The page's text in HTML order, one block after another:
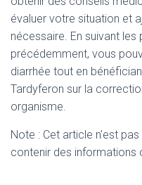
évaluer votre situation et
nécessaire. En suivant
précédemment, vous
diarrhée tout en
Tardyferon sur la
organisme.
Note : Cet article n'est
contenir des informations